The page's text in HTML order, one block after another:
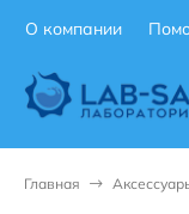
О компании
Главная